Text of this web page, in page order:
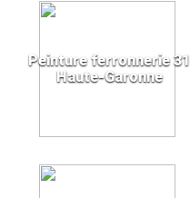
Peinture ferronnerie 31
Haute-Garonne